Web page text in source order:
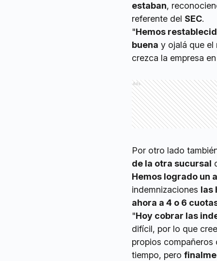
estaban,
referente del SEC.
"Hemos
buena y ojalá que el
crezca la empresa
Ads
Por otro lado
de la otra sucursal
Hemos logrado un
indemnizaciones las
ahora a 4 o 6
"Hoy cobrar las
difícil, por lo que
propios
tiempo, pero